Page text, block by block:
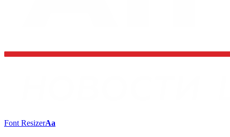
Font ResizerAa